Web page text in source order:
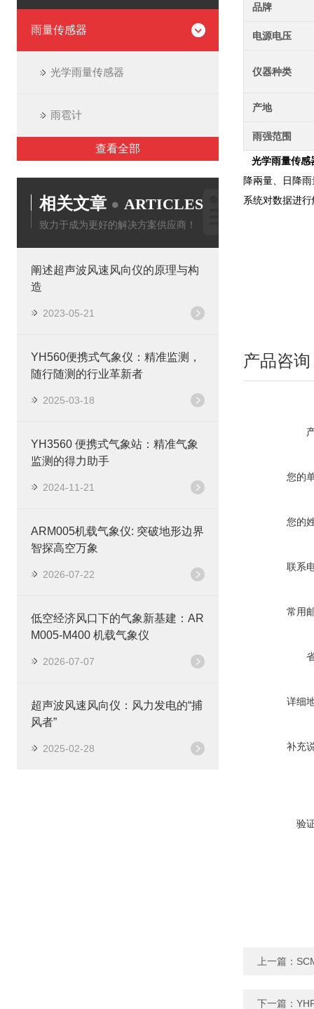
雨量传感器
光学雨量传感器
雨雹计
查看全部
相关文章 ARTICLES
致力于成为更好的解决方案供应商！
阐述超声波风速风向仪的原理与构
造
2023-05-21
YH560便携式气象仪：精准监测，
随行随测的行业革新者
2025-03-18
YH3560 便携式气象站：精准气象
监测的得力助手
2024-11-21
ARM005机载气象仪: 突破地形边界
智探高空万象
2026-07-22
低空经济风口下的气象新基建：AR
M005-M400 机载气象仪
2026-07-07
超声波风速风向仪：风力发电的“捕
风者”
2025-02-28
品牌
电源电压
仪器种类
产地
雨强范围
光学雨量传感
降兩量、日降
系统对数据进
产品咨询
您的
您的
联系
常用
详细
补充
验
上一篇：
下一篇：